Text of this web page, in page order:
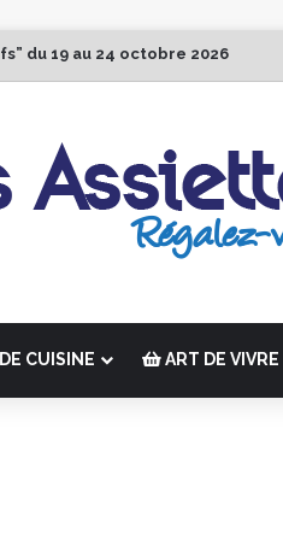
du 19 au 24 octobre 2026
CUISINE ART DE VIVRE